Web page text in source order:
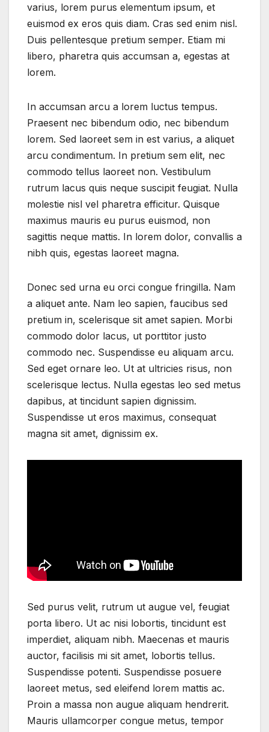
varius, lorem purus elementum ipsum, et
euismod ex eros quis diam. Cras sed enim nisl.
Duis pellentesque pretium semper. Etiam mi
libero, pharetra quis accumsan a, egestas at
lorem.
In accumsan arcu a lorem luctus tempus.
Praesent nec bibendum odio, nec bibendum
lorem. Sed laoreet sem in est varius, a aliquet
arcu condimentum. In pretium sem elit, nec
commodo tellus laoreet non. Vestibulum
rutrum lacus quis neque suscipit feugiat. Nulla
molestie nisl vel pharetra efficitur. Quisque
maximus mauris eu purus euismod, non
sagittis neque mattis. In lorem dolor, convallis a
nibh quis, egestas laoreet magna.
Donec sed urna eu orci congue fringilla. Nam
a aliquet ante. Nam leo sapien, faucibus sed
pretium in, scelerisque sit amet sapien. Morbi
commodo dolor lacus, ut porttitor justo
commodo nec. Suspendisse eu aliquam arcu.
Sed eget ornare leo. Ut at ultricies risus, non
scelerisque lectus. Nulla egestas leo sed metus
dapibus, at tincidunt sapien dignissim.
Suspendisse ut eros maximus, consequat
magna sit amet, dignissim ex.
Sed purus velit, rutrum ut augue vel, feugiat
porta libero. Ut ac nisi lobortis, tincidunt est
imperdiet, aliquam nibh. Maecenas et mauris
auctor, facilisis mi sit amet, lobortis tellus.
Suspendisse potenti. Suspendisse posuere
laoreet metus, sed eleifend lorem mattis ac.
Proin a massa non augue aliquam hendrerit.
Mauris ullamcorper congue metus, tempor